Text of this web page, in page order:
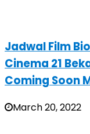
Jadwal Film
Cinema 21
Coming Soon
March 20, 2022